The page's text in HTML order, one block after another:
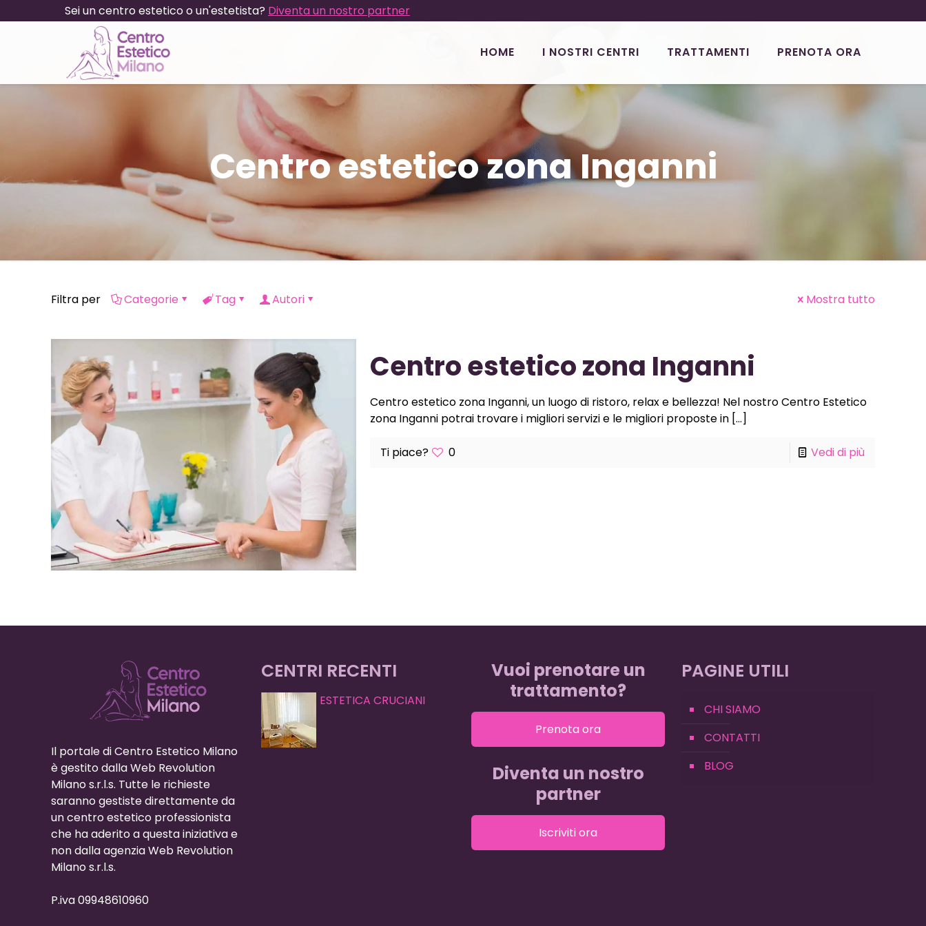
Sei un centro estetico o un'estetista? Diventa un nostro partner
HOME I NOSTRI CENTRI TRATTAMENTI PRENOTA ORA
Centro estetico zona Inganni
Filtra per Categorie Tag Autori Mostra tutto
Centro estetico zona Inganni
Centro estetico zona Inganni, un luogo di ristoro, relax e bellezza! Nel nostro Centro Estetico
zona Inganni potrai trovare i migliori servizi e le migliori proposte in[…]
Ti piace? 0 Vedi di più
Il portale di Centro Estetico Milano
è gestito dalla Web Revolution
Milano s.r.l.s. Tutte le richieste
saranno gestiste direttamente da
un centro estetico professionista
che ha aderito a questa iniziativa e
non dalla agenzia Web Revolution
Milano s.r.l.s.
P.iva 09948610960
CENTRI RECENTI
ESTETICA CRUCIANI
Vuoi prenotare un
trattamento?
Prenota ora
Diventa un nostro
partner
Iscriviti ora
PAGINE UTILI
CHI SIAMO
CONTATTI
BLOG